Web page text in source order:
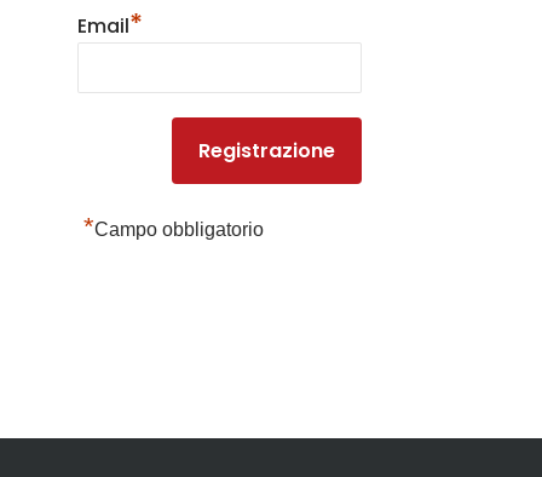
Email*
*Campo obbligatorio
Sistemi di
Inox